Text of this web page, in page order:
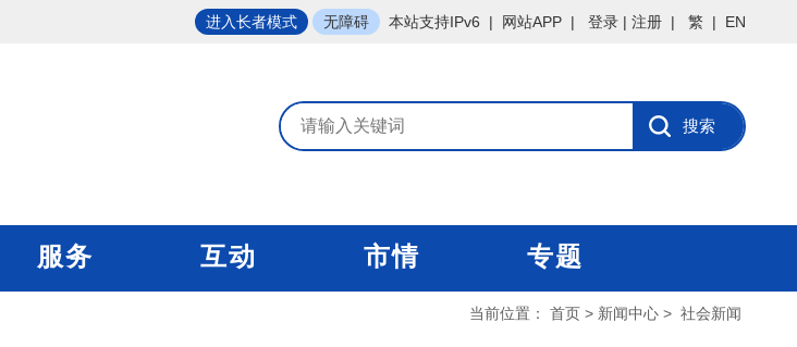
进入长者模式 无障碍 本站支持IPv6 | 网站APP | 登录 | 注册 | 繁 | EN
服务 互动 市情 专题
当前位置： 首页 > 新闻中心 > 社会新闻